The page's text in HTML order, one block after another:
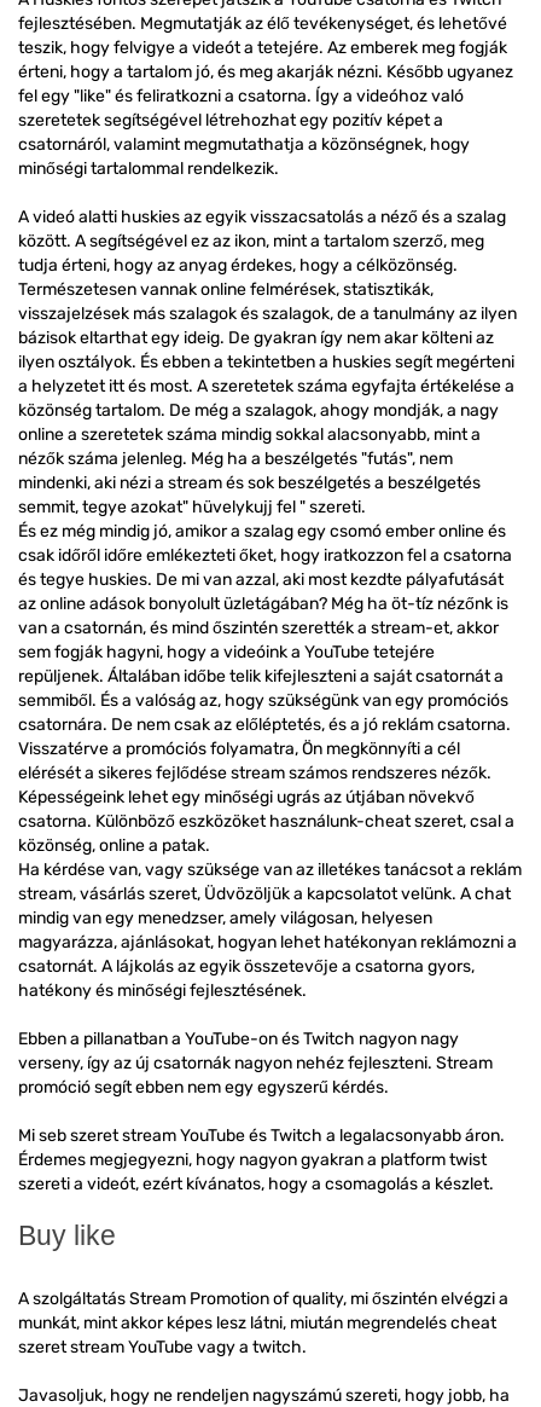
fejlesztésében. Megmutatják az élő tevékenységet, és lehetővé
teszik, hogy felvigye a videót a tetejére. Az emberek meg fogják
érteni, hogy a tartalom jó, és meg akarják nézni. Később ugyanez
fel egy "like" és feliratkozni a csatorna. Így a videóhoz való
szeretetek segítségével létrehozhat egy pozitív képet a
csatornáról, valamint megmutathatja a közönségnek, hogy
minőségi tartalommal rendelkezik.
A videó alatti huskies az egyik visszacsatolás a néző és a szalag
között. A segítségével ez az ikon, mint a tartalom szerző, meg
tudja érteni, hogy az anyag érdekes, hogy a célközönség.
Természetesen vannak online felmérések, statisztikák,
visszajelzések más szalagok és szalagok, de a tanulmány az ilyen
bázisok eltarthat egy ideig. De gyakran így nem akar költeni az
ilyen osztályok. És ebben a tekintetben a huskies segít megérteni
a helyzetet itt és most. A szeretetek száma egyfajta értékelése a
közönség tartalom. De még a szalagok, ahogy mondják, a nagy
online a szeretetek száma mindig sokkal alacsonyabb, mint a
nézők száma jelenleg. Még ha a beszélgetés "futás", nem
mindenki, aki nézi a stream és sok beszélgetés a beszélgetés
semmit, tegye azokat" hüvelykujj fel " szereti.
És ez még mindig jó, amikor a szalag egy csomó ember online és
csak időről időre emlékezteti őket, hogy iratkozzon fel a csatorna
és tegye huskies. De mi van azzal, aki most kezdte pályafutását
az online adások bonyolult üzletágában? Még ha öt-tíz nézőnk is
van a csatornán, és mind őszintén szerették a stream-et, akkor
sem fogják hagyni, hogy a videóink a YouTube tetejére
repüljenek. Általában időbe telik kifejleszteni a saját csatornát a
semmiből. És a valóság az, hogy szükségünk van egy promóciós
csatornára. De nem csak az előléptetés, és a jó reklám csatorna.
Visszatérve a promóciós folyamatra, Ön megkönnyíti a cél
elérését a sikeres fejlődése stream számos rendszeres nézők.
Képességeink lehet egy minőségi ugrás az útjában növekvő
csatorna. Különböző eszközöket használunk-cheat szeret, csal a
közönség, online a patak.
Ha kérdése van, vagy szüksége van az illetékes tanácsot a reklám
stream, vásárlás szeret, Üdvözöljük a kapcsolatot velünk. A chat
mindig van egy menedzser, amely világosan, helyesen
magyarázza, ajánlásokat, hogyan lehet hatékonyan reklámozni a
csatornát. A lájkolás az egyik összetevője a csatorna gyors,
hatékony és minőségi fejlesztésének.
Ebben a pillanatban a YouTube-on és Twitch nagyon nagy
verseny, így az új csatornák nagyon nehéz fejleszteni. Stream
promóció segít ebben nem egy egyszerű kérdés.
Mi seb szeret stream YouTube és Twitch a legalacsonyabb áron.
Érdemes megjegyezni, hogy nagyon gyakran a platform twist
szereti a videót, ezért kívánatos, hogy a csomagolás a készlet.
Buy like
A szolgáltatás Stream Promotion of quality, mi őszintén elvégzi a
munkát, mint akkor képes lesz látni, miután megrendelés cheat
szeret stream YouTube vagy a twitch.
Javasoljuk, hogy ne rendeljen nagyszámú szereti, hogy jobb, ha